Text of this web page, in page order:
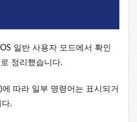
일반 사용자 모드에서 확인
정리했습니다.
따라 일부 명령어는 표시되거
.